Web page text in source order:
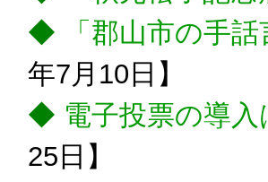
◆
「郡山市の手
年7月10日】
◆ 電子投票の導入
25日】